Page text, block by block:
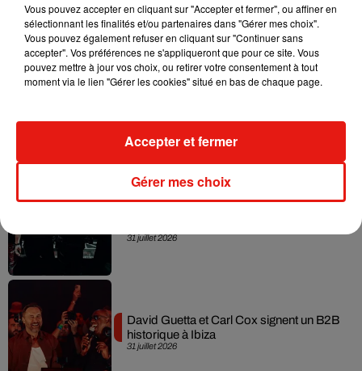
6 août 2026
dimension avec son premier...
leur mixtape créée en...
31 juillet 2026
31 juillet 2026
David Guetta et Carl Cox signent un B2B
historique à Ibiza
Vous pouvez accepter en cliquant sur "Accepter et fermer", ou affiner en
sélectionnant les finalités et/ou partenaires dans "Gérer mes choix".
Vous pouvez également refuser en cliquant sur "Continuer sans
accepter". Vos préférences ne s'appliqueront que pour ce site. Vous
pouvez mettre à jour vos choix, ou retirer votre consentement à tout
moment via le lien "Gérer les cookies" situé en bas de chaque page.
Gérer mes choix
Accepter et fermer